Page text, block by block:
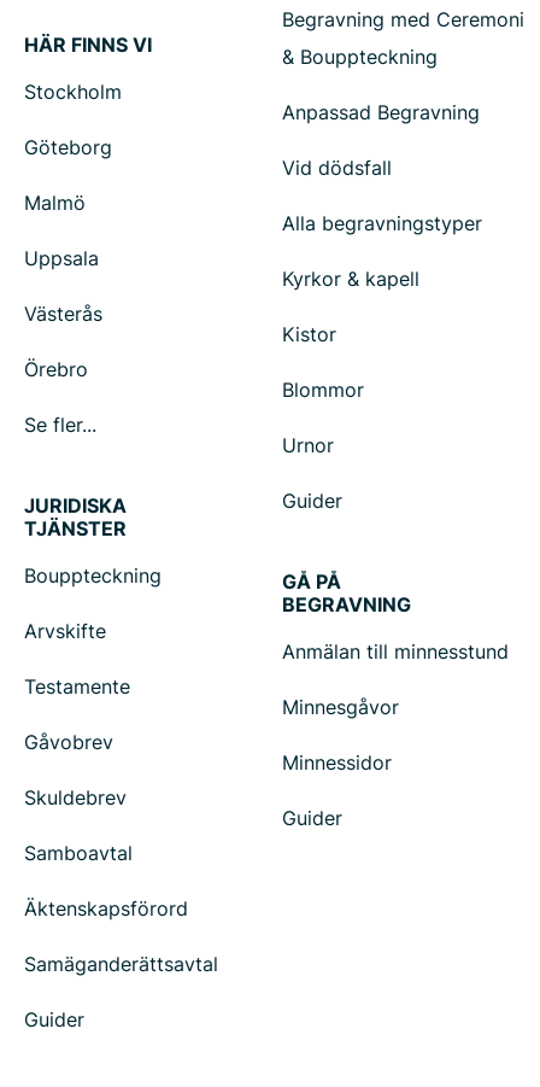
HÄR FINNS VI
Stockholm
Göteborg
Malmö
Uppsala
Västerås
Örebro
Se fler...
Begravning med Ceremoni
& Bouppteckning
Anpassad Begravning
Vid dödsfall
Alla begravningstyper
Kyrkor & kapell
Kistor
Blommor
Urnor
Guider
JURIDISKA
TJÄNSTER
Bouppteckning
Arvskifte
Testamente
Gåvobrev
Skuldebrev
Samboavtal
Äktenskapsförord
Samäganderättsavtal
Guider
GÅ PÅ
BEGRAVNING
Anmälan till minnesstund
Minnesgåvor
Minnessidor
Guider